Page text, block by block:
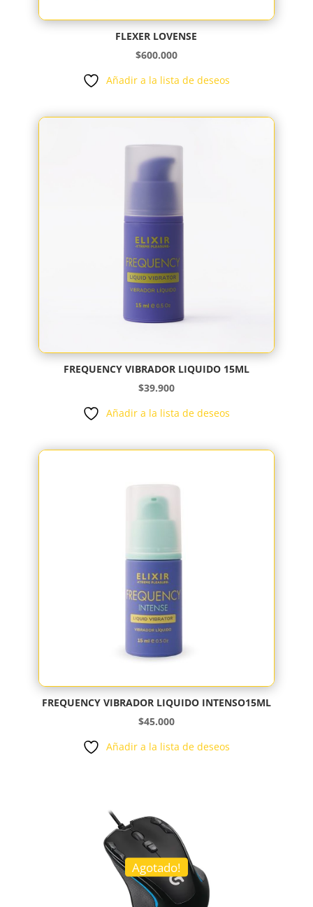
FLEXER LOVENSE
$600.000
Añadir a la lista de deseos
FREQUENCY VIBRADOR LIQUIDO 15ML
$39.900
Añadir a la lista de deseos
FREQUENCY VIBRADOR LIQUIDO INTENSO15ML
$45.000
Añadir a la lista de deseos
Agotado!